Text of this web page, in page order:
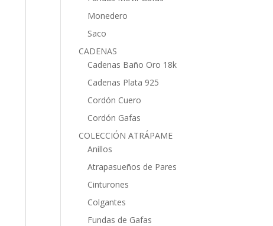
Monedero
Saco
CADENAS
Cadenas Baño Oro 18k
Cadenas Plata 925
Cordón Cuero
Cordón Gafas
COLECCIÓN ATRÁPAME
Anillos
Atrapasueños de Pares
Cinturones
Colgantes
Fundas de Gafas